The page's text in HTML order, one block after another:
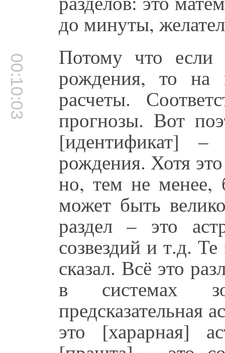
до минуты,
00:10:03 Потому что если
рождения, то на
расчеты.
прогнозы. Вот
[идентификат] –
рождения. Хотя
но, тем не менее,
может быть
раздел – это
созвездий и т.д.
сказал. Всё это
в системах
предсказательная
это [харарная]